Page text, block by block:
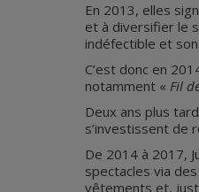
En 2013, elles
et à diversifier le
indéfectible et
C’est donc en
notamment « Fil
Deux ans plus
s’investissent de
De 2014 à 2017,
spectacles via
vêtements et,